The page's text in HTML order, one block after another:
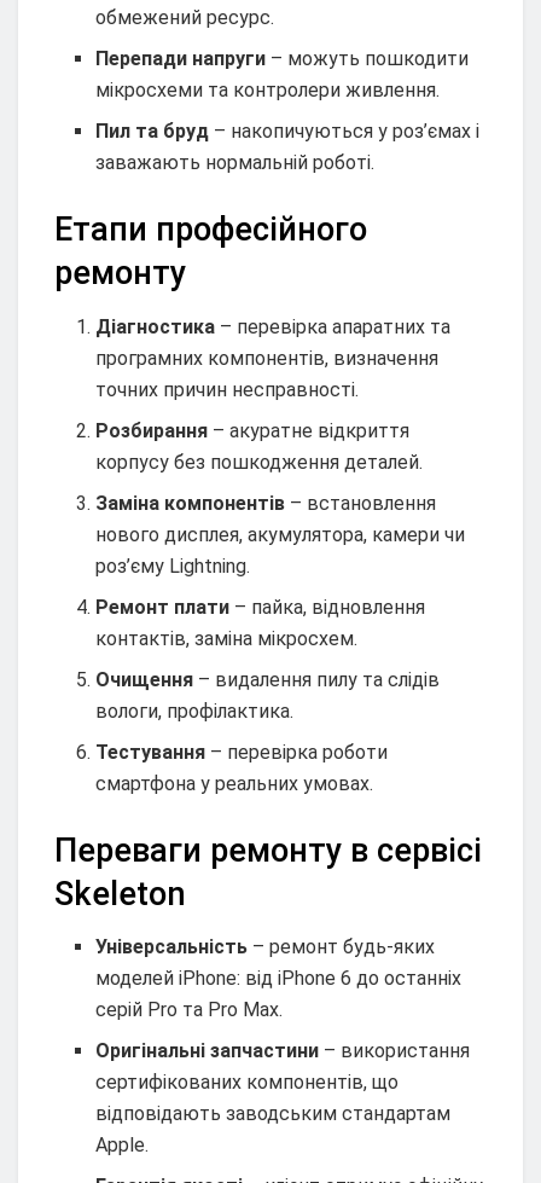
обмежений ресурс.
Перепади напруги – можуть пошкодити
мікросхеми та контролери живлення.
Пил та бруд – накопичуються у роз’ємах і
заважають нормальній роботі.
Етапи професійного
ремонту
Діагностика – перевірка апаратних та
програмних компонентів, визначення
точних причин несправності.
Розбирання – акуратне відкриття
корпусу без пошкодження деталей.
Заміна компонентів – встановлення
нового дисплея, акумулятора, камери чи
роз’єму Lightning.
Ремонт плати – пайка, відновлення
контактів, заміна мікросхем.
Очищення – видалення пилу та слідів
вологи, профілактика.
Тестування – перевірка роботи
смартфона у реальних умовах.
Переваги ремонту в сервісі
Skeleton
Універсальність – ремонт будь‑яких
моделей iPhone: від iPhone 6 до останніх
серій Pro та Pro Max.
Оригінальні запчастини – використання
сертифікованих компонентів, що
відповідають заводським стандартам
Apple.